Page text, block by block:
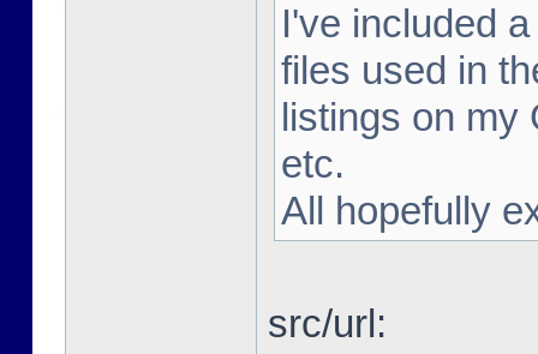
I've included
files used in
listings on my
etc.
All hopefully
src/url: